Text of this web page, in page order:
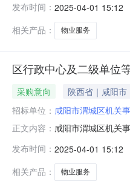
局、档案馆及科技
集中采购；需满足的
发布时间： 2025-04-01 15:12
相关产品：
物业服务
区行政中心及二级单位
采购意向 陕西省｜咸阳市
招标单位： 咸阳市渭城区机关
正文内容： 咸阳市渭城区机关
额：635.000000万
目标:对行政中心、
发布时间： 2025-04-01 15:12
相关产品：
物业服务